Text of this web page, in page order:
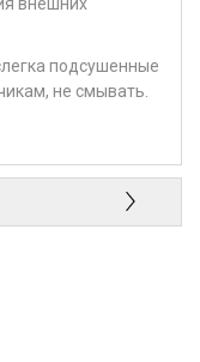
подсушенные
не смывать.